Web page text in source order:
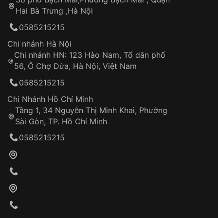
Hotline: 0585 215 215
Từ khóa SEO:
Khách hàng kiểm tra và thanh toán trực tiếp
Tự ý sửa chữa
thống VNLUX
Đảm bảo quyền lợi khách hàng
Đồng hành cùng khách hàng trong suốt quá
trình sử dụng
Hai Bà Trưng ,Hà Nội
0585215215
Chi nhánh Hà Nội
Chi nhánh HN: 123 Hào Nam, Tổ dân phố
56, Ô Chợ Dừa, Hà Nội, Việt Nam
0585215215
Chi Nhánh Hồ Chí Minh
Tầng 1, 34 Nguyễn Thị Minh Khai, Phường
Sài Gòn, TP. Hồ Chí Minh
0585215215